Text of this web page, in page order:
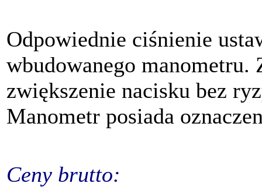
Odpowiednie ciśnienie
wbudowanego manometru.
zwiększenie nacisku bez
Manometr posiada
Ceny brutto: